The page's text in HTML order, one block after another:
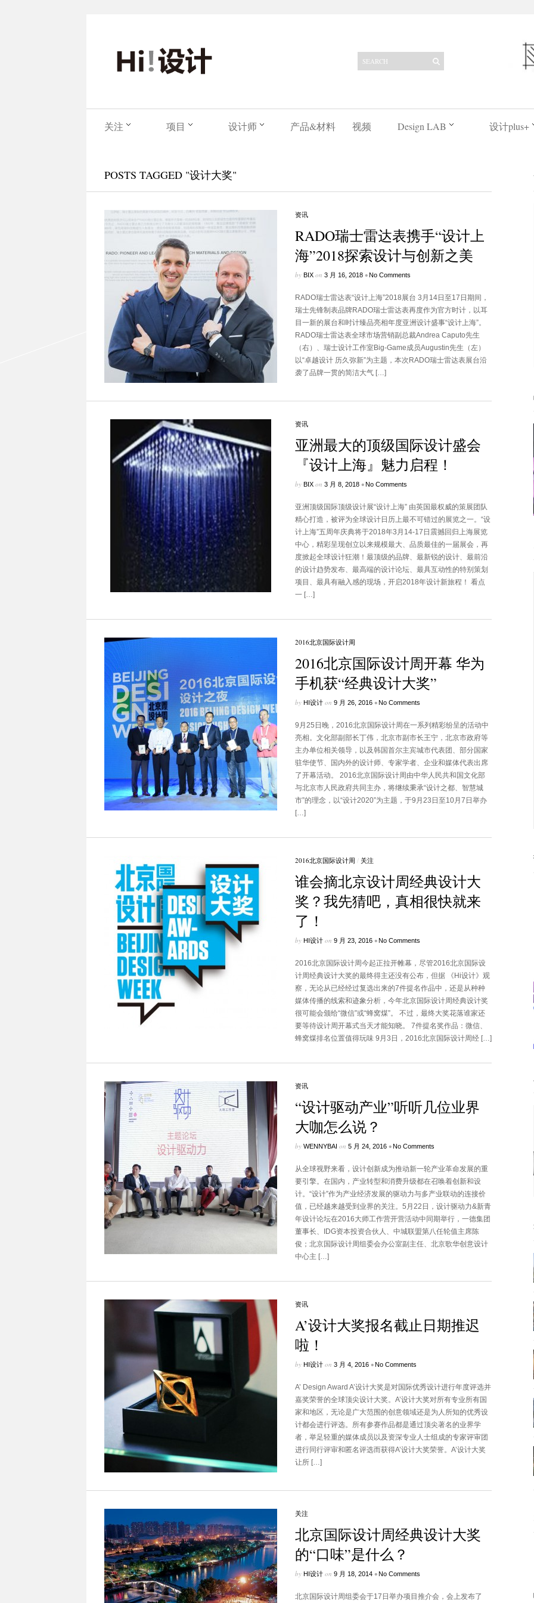
关注 项目 设计师 产品&材料 视频 Design LAB 设计plus+
POSTS TAGGED "设计大奖"
资讯
RADO瑞士雷达表携手“设计上
海”2018探索设计与创新之美
by BIXon 3 月 16, 2018 •No Comments
RADO瑞士雷达表“设计上海”2018展台 3月14日至17日期间，
瑞士先锋制表品牌RADO瑞士雷达表再度作为官方时计，以耳
目一新的展台和时计臻品亮相年度亚洲设计盛事“设计上海”。
RADO瑞士雷达表全球市场营销副总裁Andrea Caputo先生
（右）、瑞士设计工作室Big-Game成员Augustin先生（左）
以“卓越设计 历久弥新”为主题，本次RADO瑞士雷达表展台沿
袭了品牌一贯的简洁大气 […]
资讯
亚洲最大的顶级国际设计盛会
『设计上海』魅力启程！
by BIXon 3 月 8, 2018 •No Comments
亚洲顶级国际顶级设计展“设计上海” 由英国最权威的策展团队
精心打造，被评为全球设计日历上最不可错过的展览之一。“设
计上海”五周年庆典将于2018年3月14-17日震撼回归上海展览
中心，精彩呈现创立以来规模最大、品质最佳的一届展会，再
度掀起全球设计狂潮！最顶级的品牌、最新锐的设计、最前沿
的设计趋势发布、最高端的设计论坛、最具互动性的特别策划
项目、最具有融入感的现场，开启2018年设计新旅程！ 看点
一 […]
2016北京国际设计周
2016北京国际设计周开幕 华为
手机获“经典设计大奖”
by HI设计on 9 月 26, 2016 •No Comments
9月25日晚，2016北京国际设计周在一系列精彩纷呈的活动中
亮相。文化部副部长丁伟，北京市副市长王宁，北京市政府等
主办单位相关领导，以及韩国首尔主宾城市代表团、部分国家
驻华使节、国内外的设计师、专家学者、企业和媒体代表出席
了开幕活动。 2016北京国际设计周由中华人民共和国文化部
与北京市人民政府共同主办，将继续秉承“设计之都、智慧城
市”的理念，以“设计2020”为主题，于9月23日至10月7日举办
[…]
2016北京国际设计周 / 关注
谁会摘北京设计周经典设计大
奖？我先猜吧，真相很快就来
了！
by HI设计on 9 月 23, 2016 •No Comments
2016北京国际设计周今起正拉开帷幕，尽管2016北京国际设
计周经典设计大奖的最终得主还没有公布，但据 《Hi设计》观
察，无论从已经经过复选出来的7件提名作品中，还是从种种
媒体传播的线索和迹象分析，今年北京国际设计周经典设计奖
很可能会颁给“微信”或“蜂窝煤”。 不过，最终大奖花落谁家还
要等待设计周开幕式当天才能知晓。 7件提名奖作品：微信、
蜂窝煤排名位置值得玩味 9月3日，2016北京国际设计周经 […]
资讯
“设计驱动产业”听听几位业界
大咖怎么说？
by WENNYBAI on 5 月 24, 2016 •No Comments
从全球视野来看，设计创新成为推动新一轮产业革命发展的重
要引擎。在国内，产业转型和消费升级都在召唤着创新和设
计。“设计”作为产业经济发展的驱动力与多产业联动的连接价
值，已经越来越受到业界的关注。5月22日，设计驱动力&新青
年设计论坛在2016大师工作营开营活动中同期举行，一德集团
董事长、IDG资本投资合伙人、中城联盟第八任轮值主席陈
俊；北京国际设计周组委会办公室副主任、北京歌华创意设计
中心主 […]
资讯
A’设计大奖报名截止日期推迟
啦！
by HI设计on 3 月 4, 2016 •No Comments
A’ Design Award A’设计大奖是对国际优秀设计进行年度评选并
嘉奖荣誉的全球顶尖设计大奖。A’设计大奖对所有专业所有国
家和地区，无论是广大范围的创意领域还是为人所知的优秀设
计都会进行评选。所有参赛作品都是通过顶尖著名的业界学
者，举足轻重的媒体成员以及资深专业人士组成的专家评审团
进行同行评审和匿名评选而获得A’设计大奖荣誉。A’设计大奖
让所 […]
关注
北京国际设计周经典设计大奖
的“口味”是什么？
by HI设计on 9 月 18, 2014 •No Comments
北京国际设计周组委会于17日举办项目推介会，会上发布了